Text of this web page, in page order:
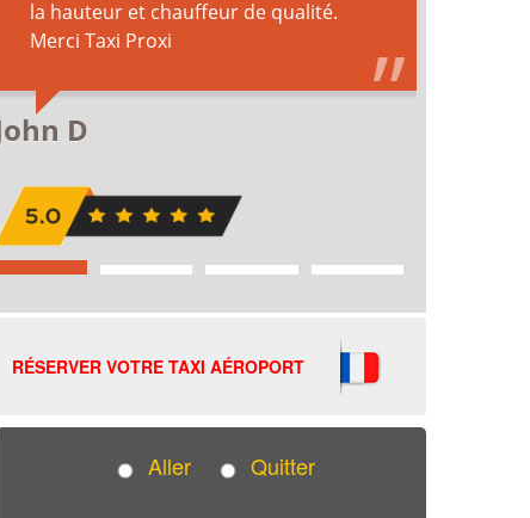
RÉSERVER VOTRE TAXI AÉROPORT
Aller Quitter